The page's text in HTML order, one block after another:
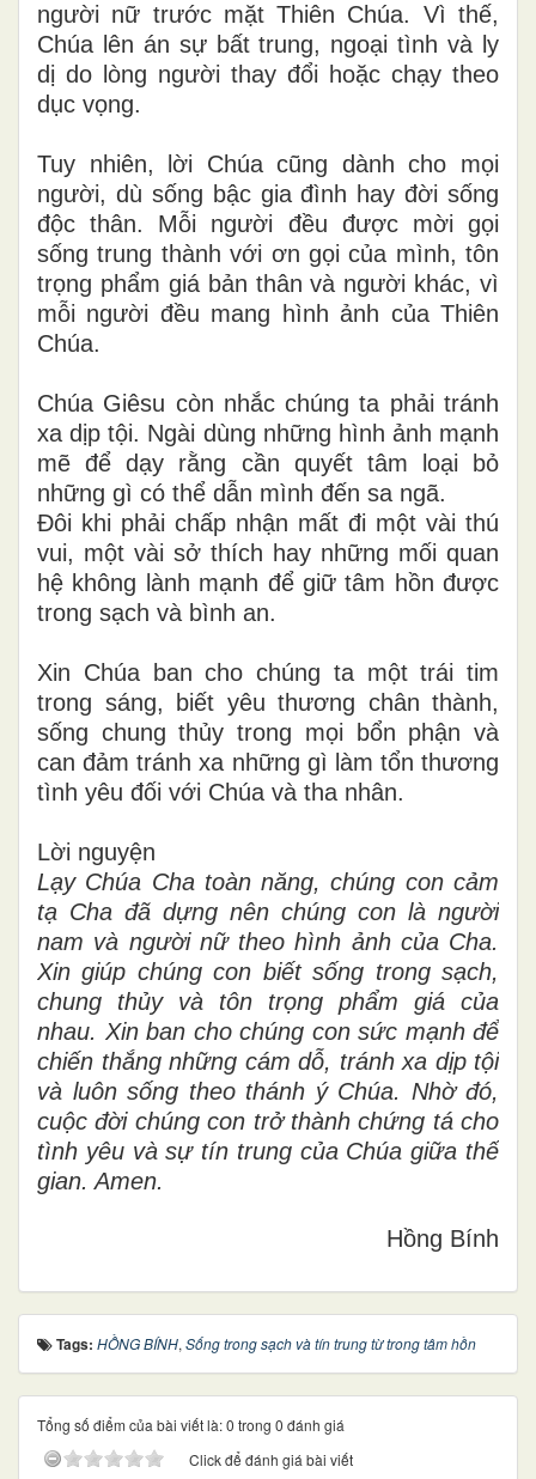
người nữ trước mặt Thiên Chúa. Vì thế,
Chúa lên án sự bất trung, ngoại tình và ly
dị do lòng người thay đổi hoặc chạy theo
dục vọng.
Tuy nhiên, lời Chúa cũng dành cho mọi
người, dù sống bậc gia đình hay đời sống
độc thân. Mỗi người đều được mời gọi
sống trung thành với ơn gọi của mình, tôn
trọng phẩm giá bản thân và người khác, vì
mỗi người đều mang hình ảnh của Thiên
Chúa.
Chúa Giêsu còn nhắc chúng ta phải tránh
xa dịp tội. Ngài dùng những hình ảnh mạnh
mẽ để dạy rằng cần quyết tâm loại bỏ
những gì có thể dẫn mình đến sa ngã.
Đôi khi phải chấp nhận mất đi một vài thú
vui, một vài sở thích hay những mối quan
hệ không lành mạnh để giữ tâm hồn được
trong sạch và bình an.
Xin Chúa ban cho chúng ta một trái tim
trong sáng, biết yêu thương chân thành,
sống chung thủy trong mọi bổn phận và
can đảm tránh xa những gì làm tổn thương
tình yêu đối với Chúa và tha nhân.
Lời nguyện
Lạy Chúa Cha toàn năng, chúng con cảm
tạ Cha đã dựng nên chúng con là người
nam và người nữ theo hình ảnh của Cha.
Xin giúp chúng con biết sống trong sạch,
chung thủy và tôn trọng phẩm giá của
nhau. Xin ban cho chúng con sức mạnh để
chiến thắng những cám dỗ, tránh xa dịp tội
và luôn sống theo thánh ý Chúa. Nhờ đó,
cuộc đời chúng con trở thành chứng tá cho
tình yêu và sự tín trung của Chúa giữa thế
gian. Amen.
Hồng Bính
Tags: HỒNG BÍNH, Sống trong sạch và tín trung từ trong tâm hồn
Tổng số điểm của bài viết là: 0 trong 0 đánh giá
Click để đánh giá bài viết